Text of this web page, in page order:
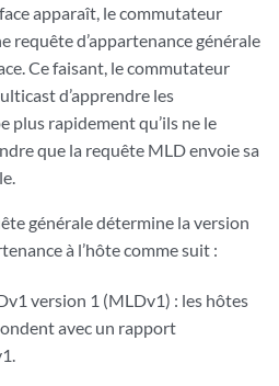
apparaît, le commutateur
requête d’appartenance générale
Ce faisant, le commutateur
d’apprendre les
plus rapidement qu’ils ne le
que la requête MLD envoie sa
générale détermine la version
à l’hôte comme suit :
version 1 (MLDv1) : les hôtes
avec un rapport